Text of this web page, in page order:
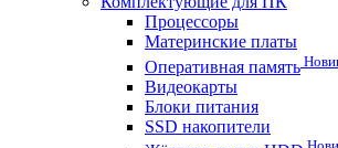
Процессоры
Материнские платы
Оперативная память
Видеокарты
Блоки питания
SSD накопители